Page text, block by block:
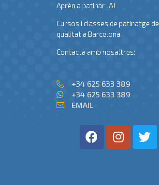
Aprèn a patinar JA!
Cursos i classes de patinatge de
qualitat a Barcelona.
Contacta amb nosaltres:
+34 625 633 389
+34 625 633 389
EMAIL